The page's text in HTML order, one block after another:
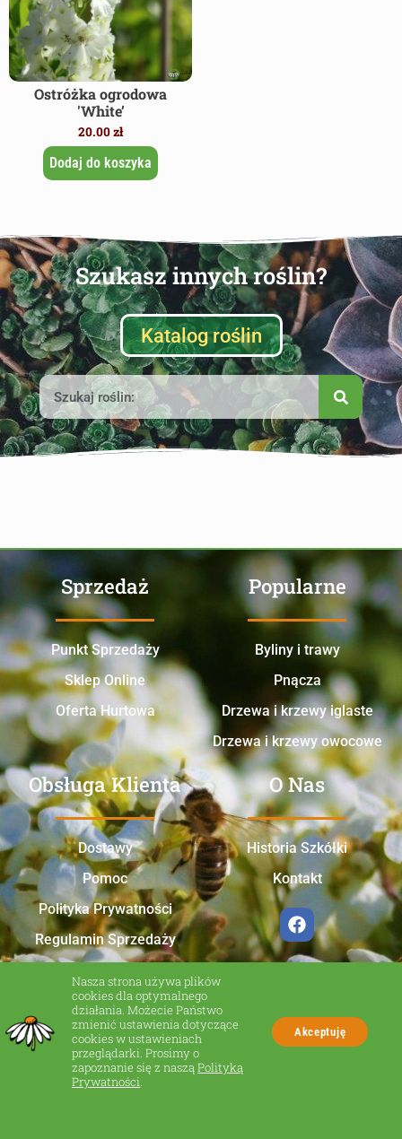
Ostróżka ogrodowa
'White’
20.00zł
Dodaj do koszyka
Szukasz innych roślin?
Katalog roślin
Sprzedaż
Punkt Sprzedaży
Sklep Online
Oferta Hurtowa
Popularne
Byliny i trawy
Pnącza
Drzewa i krzewy iglaste
Drzewa i krzewy owocowe
Obsługa Klienta
Dostawy
Pomoc
Polityka Prywatności
Regulamin Sprzedaży
O Nas
Historia Szkółki
Kontakt
Made in Zakliczyn
Nasza strona używa plików
cookies dla optymalnego
działania. Możecie Państwo
zmienić ustawienia dotyczące
cookies w ustawieniach
przeglądarki. Prosimy o
zapoznanie się z nasząPolityką
Prywatności.
Akceptuję